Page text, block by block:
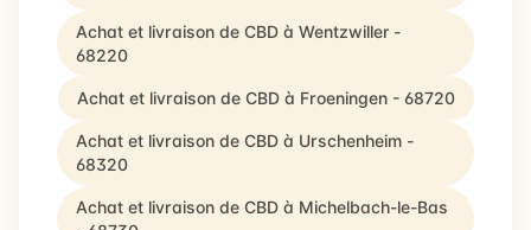
Achat et livraison de CBD à Wentzwiller -
68220
Achat et livraison de CBD à Froeningen - 68720
Achat et livraison de CBD à Urschenheim -
68320
Achat et livraison de CBD à Michelbach-le-Bas